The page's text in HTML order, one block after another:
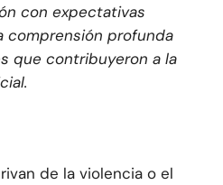
con expectativas
comprensión profunda
que contribuyeron a la
de la violencia o el